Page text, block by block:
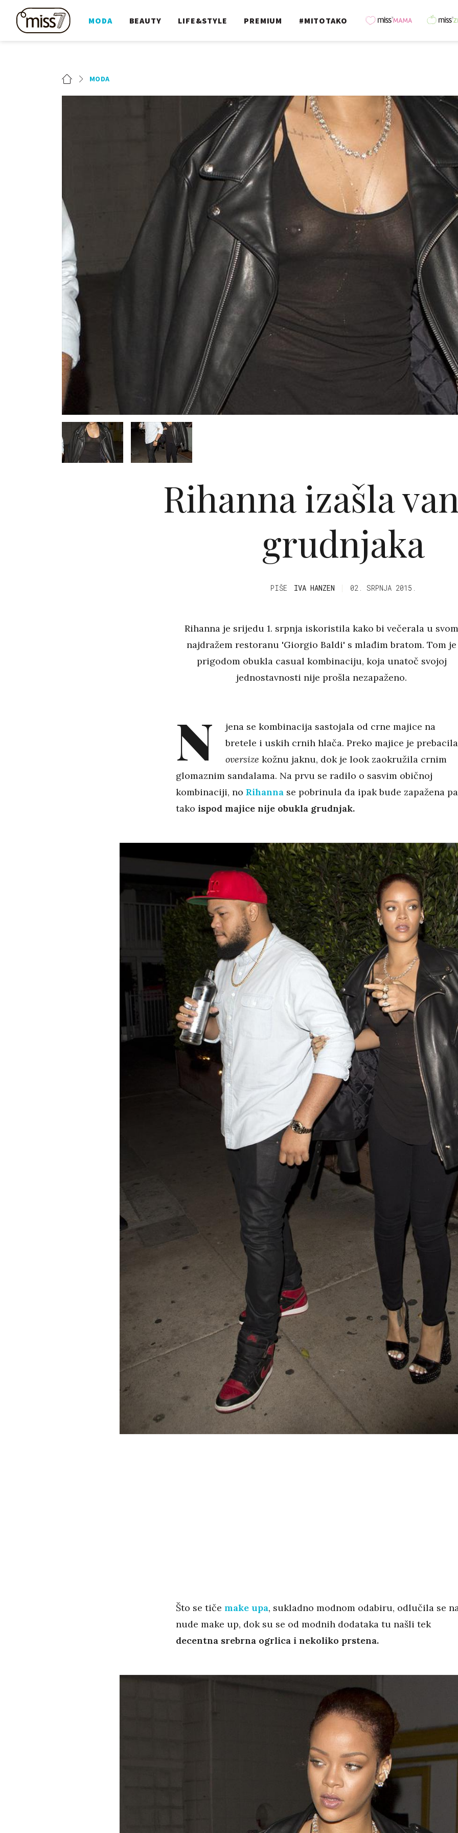
MODA BEAUTY LIFE&STYLE PREMIUM #MITOTAKO
MODA
Rihanna izašla
grudnjaka
PIŠE IVA HANZEN 02. SRPNJA 2015.
Rihanna je srijedu 1. srpnja iskoristila kako bi večerala u
najdražem restoranu 'Giorgio Baldi' s mlađim bratom. Tom je
prigodom obukla casual kombinaciju, koja unatoč svojoj
jednostavnosti nije prošla nezapaženo.
N
jena se kombinacija sastojala od crne majice na
bretele i uskih crnih hlača. Preko majice je prebacila
oversize kožnu jaknu, dok je look zaokružila crnim
glomaznim sandalama. Na prvu se radilo o sasvim običnoj
kombinaciji, no Rihannase pobrinula da ipak bude zapažena pa
tako ispod majice nije obukla grudnjak.
Što se tiče make upa, sukladno modnom odabiru, odlučila se
nude make up, dok su se od modnih dodataka tu našli tek
decentna srebrna ogrlica i nekoliko prstena.